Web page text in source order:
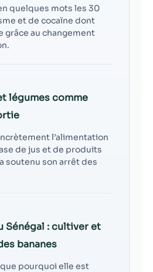
quelques mots les 30
et de cocaïne dont
grâce au changement
légumes comme
l’alimentation
de jus et de produits
soutenu son arrêt des
Sénégal : cultiver et
bananes
pourquoi elle est
fonctionnalités
disparaîtront
du site Web.
votre intérêt et
lorsque vous
visitez notre
site, vous
personnalisés.